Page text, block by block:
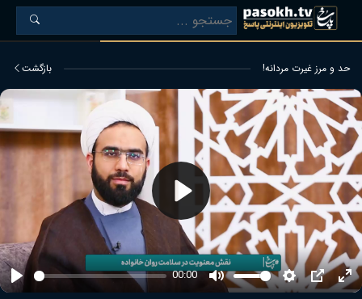
حد و مرز غيرت مردانه! بازگشت
Play
00:00
Mute SettingsPIP
Play